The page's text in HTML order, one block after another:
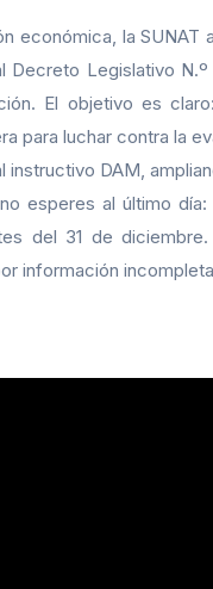
económica, la SUNAT
Legislativo
El objetivo es
para luchar contra la
instructivo DAM,
esperes al último
del 31 de
información